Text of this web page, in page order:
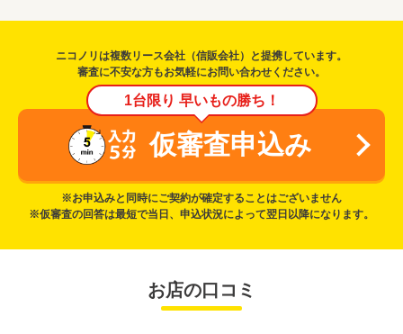
ニコノリは複数リース会社（信販会社）と提携しています。
審査に不安な方もお気軽にお問い合わせください。
1台限り 早いもの勝ち！
仮審査申込み
※お申込みと同時にご契約が確定することはございません
※仮審査の回答は最短で当日、申込状況によって翌日以降になります。
お店の口コミ